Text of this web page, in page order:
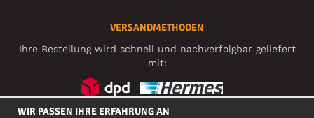
VERSANDMETHODEN
Ihre Bestellung wird schnell und nachverfolgbar geliefert
mit:
WIR PASSEN IHRE ERFAHRUNG AN